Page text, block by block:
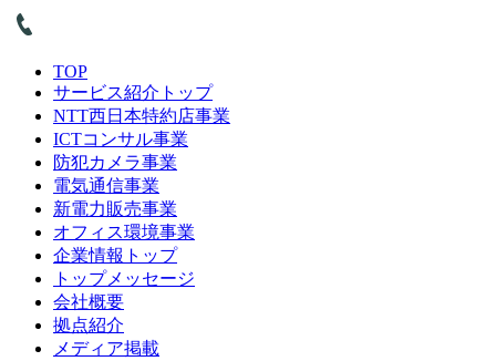
TOP
サービス紹介トップ
NTT西日本特約店事業
ICTコンサル事業
防犯カメラ事業
電気通信事業
新電力販売事業
オフィス環境事業
企業情報トップ
トップメッセージ
会社概要
拠点紹介
メディア掲載